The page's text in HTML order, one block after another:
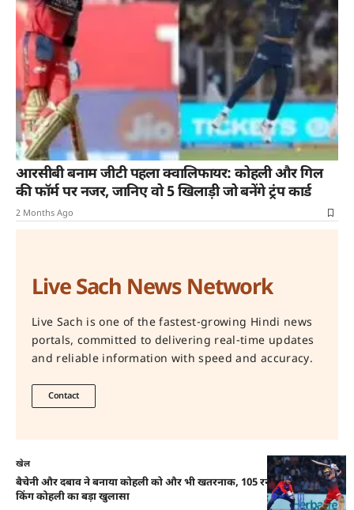
आरसीबी बनाम जीटी पहला क्वालिफायर: कोहली और गिल
की फॉर्म पर नजर, जानिए वो 5 खिलाड़ी जो बनेंगे ट्रंप कार्ड
2 Months Ago
Live Sach News Network
Live Sach is one of the fastest-growing Hindi news
portals, committed to delivering real-time updates
and reliable information with speed and accuracy.
Contact
खेल
बैचेनी और दबाव ने बनाया कोहली को और भी खतरनाक, 105 रनों की पारी के बाद
किंग कोहली का बड़ा खुलासा